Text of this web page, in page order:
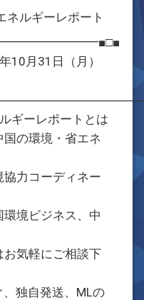
ルギーレポート
日（月）
ギーレポートとは
の環境・省エネ
力コーディネー
境ビジネス、中
気軽にご相談下
独自発送、MLの